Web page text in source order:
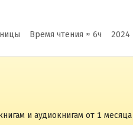
Время чтения ≈ 6ч 2024
и аудиокнигам от 1 месяца